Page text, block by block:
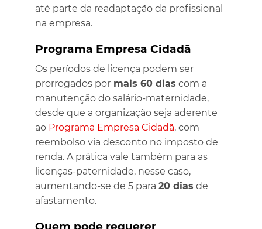
até parte da readaptação da profissional
na empresa.
Programa Empresa Cidadã
Os períodos de licença podem ser
prorrogados por mais 60 dias com a
manutenção do salário-maternidade,
desde que a organização seja aderente
ao Programa Empresa Cidadã, com
reembolso via desconto no imposto de
renda. A prática vale também para as
licenças-paternidade, nesse caso,
aumentando-se de 5 para 20 dias de
afastamento.